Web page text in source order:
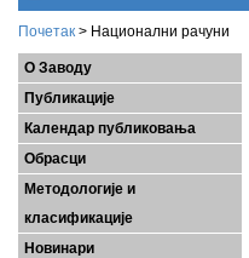
Почетак > Национални рачуни
О Заводу
Публикације
Календар публиковања
Обрасци
Методологије и
класификације
Новинари